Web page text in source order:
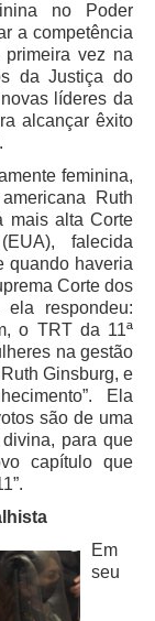
no Poder
a competência
vez na
da Justiça do
líderes da
alcançar êxito
feminina,
Ruth
mais alta Corte
falecida
quando haveria
Corte dos
respondeu:
o TRT da 11ª
na gestão
Ginsburg, e
Ela
são de uma
para que
capítulo que
Em
seu